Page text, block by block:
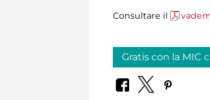
Consultare il
Gratis con la MIC